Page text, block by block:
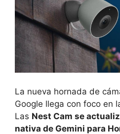
La nueva hornada de
Google llega con foco en
Las Nest Cam se
nativa de Gemini para